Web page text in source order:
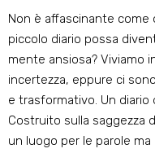
Non è affascinante come
piccolo diario possa
mente ansiosa? Viviamo
incertezza, eppure ci
e trasformativo. Un
Costruito sulla saggezza
un luogo per le parole